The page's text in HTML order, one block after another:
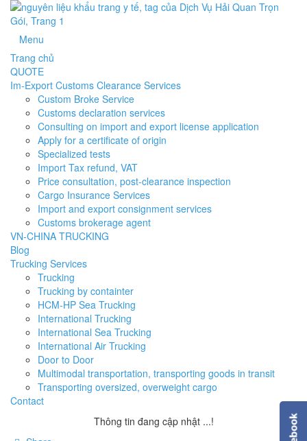
Menu
Trang chủ
QUOTE
Im-Export Customs Clearance Services
Custom Broke Service
Customs declaration services
Consulting on import and export license application
Apply for a certificate of origin
Specialized tests
Import Tax refund, VAT
Price consultation, post-clearance inspection
Cargo Insurance Services
Import and export consignment services
Customs brokerage agent
VN-CHINA TRUCKING
Blog
Trucking Services
Trucking
Trucking by containter
HCM-HP Sea Trucking
International Trucking
International Sea Trucking
International Air Trucking
Door to Door
Multimodal transportation, transporting goods in transit
Transporting oversized, overweight cargo
Contact
Thông tin đang cập nhật ...!